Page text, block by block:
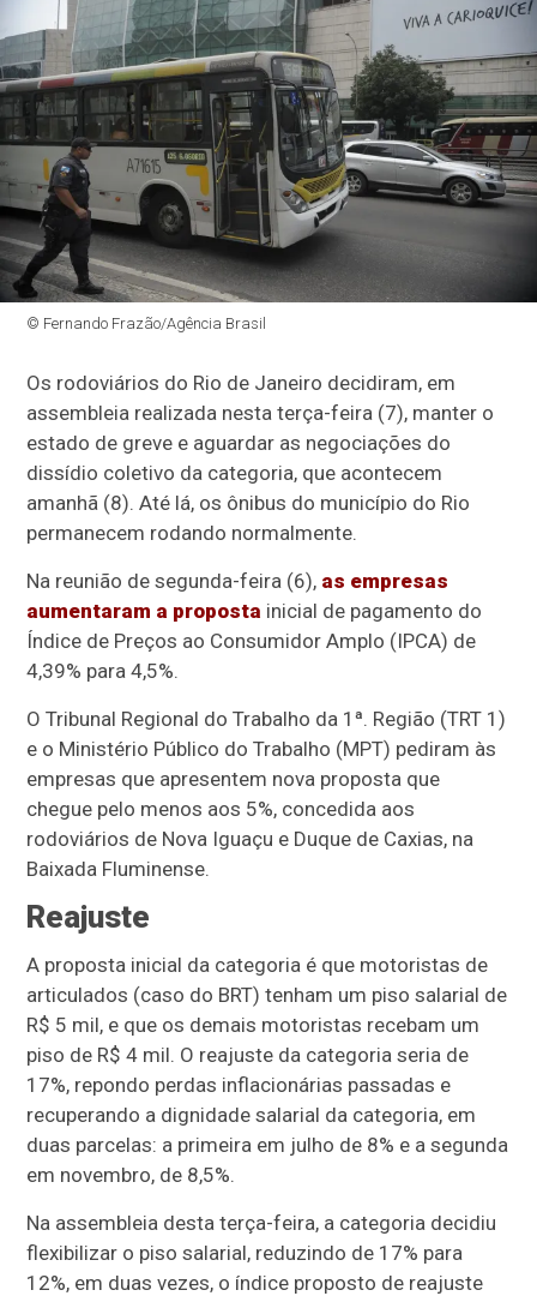
© Fernando Frazão/Agência Brasil
Os rodoviários do Rio de Janeiro decidiram, em
assembleia realizada nesta terça-feira (7), manter o
estado de greve e aguardar as negociações do
dissídio coletivo da categoria, que acontecem
amanhã (8). Até lá, os ônibus do município do Rio
permanecem rodando normalmente.
Na reunião de segunda-feira (6), as empresas
aumentaram a proposta inicial de pagamento do
Índice de Preços ao Consumidor Amplo (IPCA) de
4,39% para 4,5%.
O Tribunal Regional do Trabalho da 1ª. Região (TRT 1)
e o Ministério Público do Trabalho (MPT) pediram às
empresas que apresentem nova proposta que
chegue pelo menos aos 5%, concedida aos
rodoviários de Nova Iguaçu e Duque de Caxias, na
Baixada Fluminense.
Reajuste
A proposta inicial da categoria é que motoristas de
articulados (caso do BRT) tenham um piso salarial de
R$ 5 mil, e que os demais motoristas recebam um
piso de R$ 4 mil. O reajuste da categoria seria de
17%, repondo perdas inflacionárias passadas e
recuperando a dignidade salarial da categoria, em
duas parcelas: a primeira em julho de 8% e a segunda
em novembro, de 8,5%.
Na assembleia desta terça-feira, a categoria decidiu
flexibilizar o piso salarial, reduzindo de 17% para
12%, em duas vezes, o índice proposto de reajuste